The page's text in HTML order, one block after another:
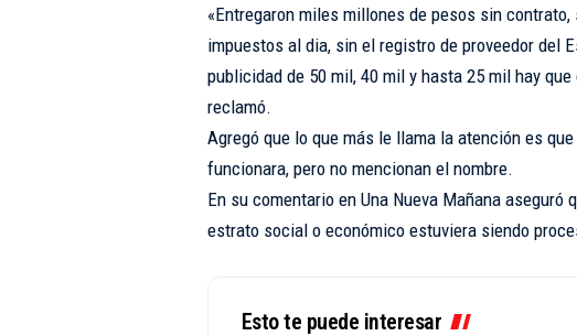
«Entregaron miles millones de pesos sin
impuestos al dia, sin el registro de proveedor del
publicidad de 50 mil, 40 mil y hasta 25 mil hay
reclamó.
Agregó que lo que más le llama la atención es
funcionara, pero no mencionan el nombre.
En su comentario en Una Nueva Mañana
estrato social o económico estuviera siendo
Esto te puede interesar